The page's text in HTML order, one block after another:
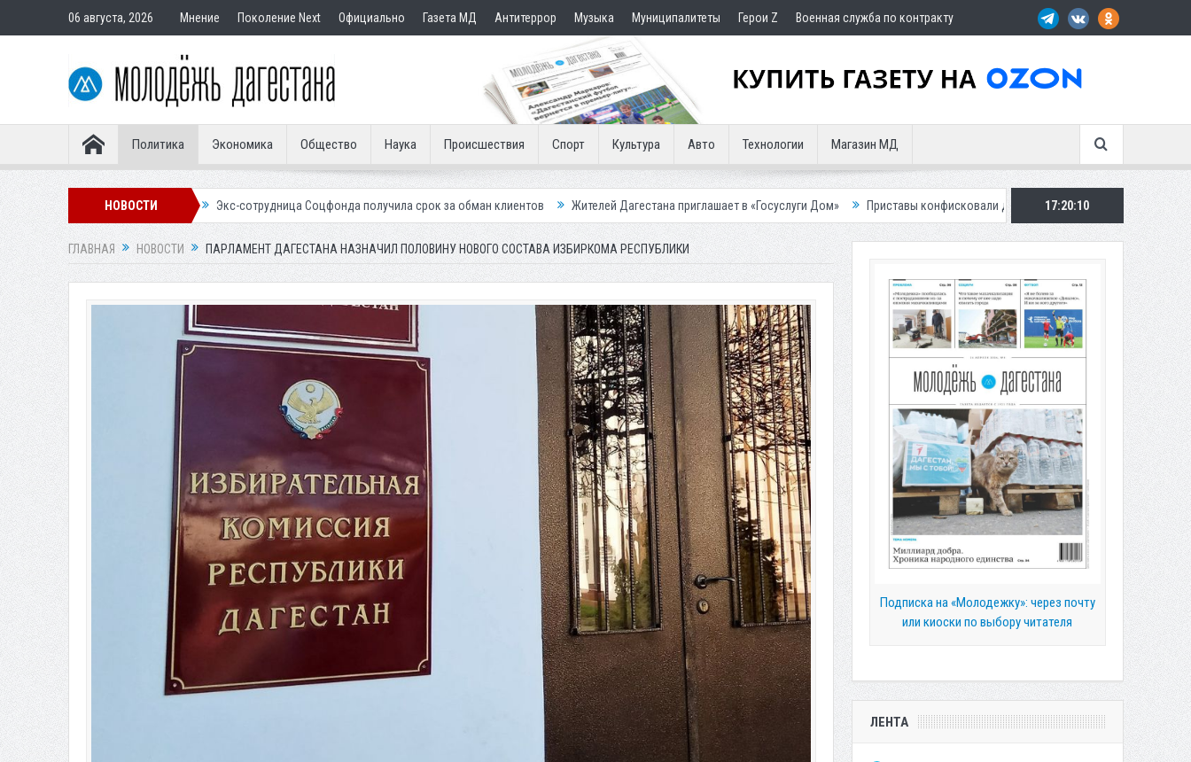
06 августа, 2026 Мнение Поколение Next Официально Газета МД Антитеррор Музыка Муниципалитеты Герои Z Военная служба по контракту
Политика Экономика Общество Наука Происшествия Спорт Культура Авто Технологии Магазин МД
НОВОСТИ
покупателям Экс-сотрудница Соцфонда получила срок за обман клиентов Жителей Дагестана приглашает в «Госуслуги Дом» Приставы конфисковали двух бурых медведей у жителя Дагестана
17:20:12
ГЛАВНАЯ НОВОСТИ ПАРЛАМЕНТ ДАГЕСТАНА НАЗНАЧИЛ ПОЛОВИНУ НОВОГО СОСТАВА ИЗБИРКОМА РЕСПУБЛИКИ
Подписка на «Молодежку»: через почту
или киоски по выбору читателя
ЛЕНТА